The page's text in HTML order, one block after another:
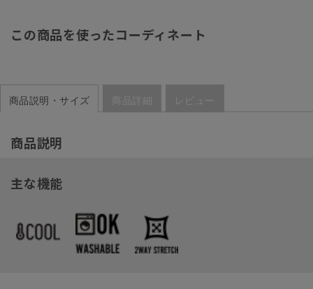
この商品を使ったコーディネート
商品説明・サイズ 商品詳細 レビュー
商品説明
主な機能